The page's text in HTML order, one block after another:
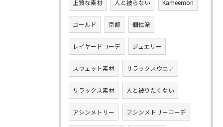
上質な素材 人と被らない Kameemon
ゴールド 京都 個性派
レイヤードコーデ ジュエリー
スウェット素材 リラックスウエア
リラックス素材 人と被りたくない
アシンメトリー アシンメトリーコーデ